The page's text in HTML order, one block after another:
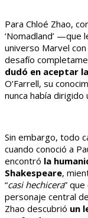
Para Chloé Zhao,
‘Nomadland’ —que
universo Marvel
desafío
dudó en aceptar
O’Farrell, su
nunca había dirigido
Sin embargo, todo
cuando conoció a
encontró la
Shakespeare,
“casi hechicera”
personaje central
Zhao descubrió un